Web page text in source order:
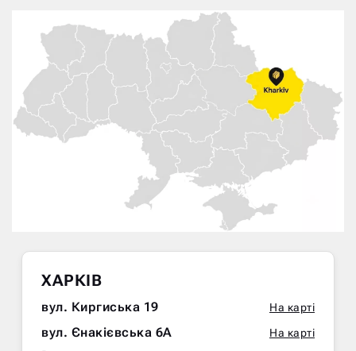
ХАРКІВ
вул. Киргиська 19 На карті
вул. Єнакієвська 6А На карті